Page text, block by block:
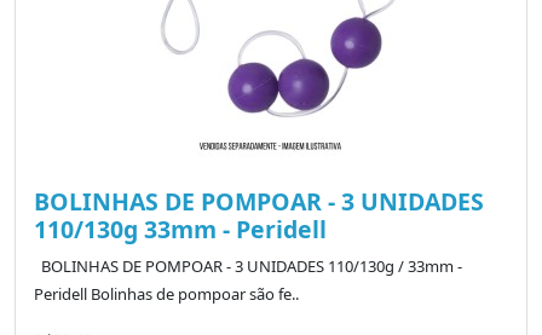
BOLINHAS DE POMPOAR - 3 UNIDADES
110/130g 33mm - Peridell
BOLINHAS DE POMPOAR - 3 UNIDADES 110/130g / 33mm -
Peridell Bolinhas de pompoar são fe..